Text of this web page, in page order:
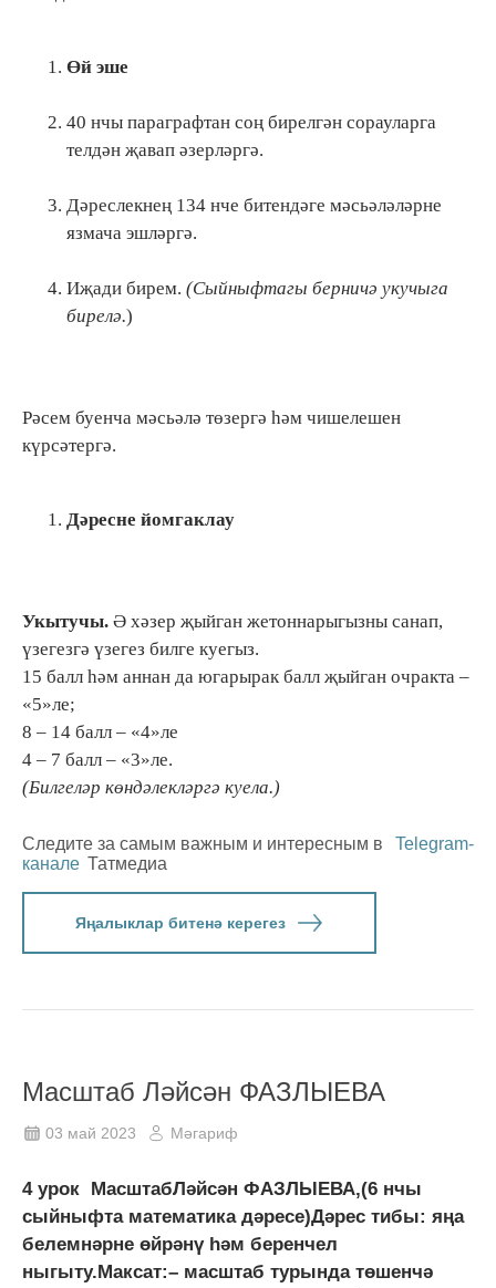
Өй эше
40 нчы параграфтан соң бирелгән сорауларга
телдән җавап әзерләргә.
Дәреслекнең 134 нче битендәге мәсьәләләрне
язмача эшләргә.
Иҗади бирем. (Сыйныфтагы берничә укучыга
бирелә.)
Рәсем буенча мәсьәлә төзергә һәм чишелешен
күрсәтергә.
Дәресне йомгаклау
Укытучы. Ә хәзер җыйган жетоннарыгызны санап,
үзегезгә үзегез билге куегыз.
15 балл һәм аннан да югарырак балл җыйган очракта –
«5»ле;
8 – 14 балл – «4»ле
4 – 7 балл – «3»ле.
(Билгеләр көндәлекләргә куела.)
Следите за самым важным и интересным в
Telegram-
канале Татмедиа
Яңалыклар битенә керегез
Масштаб Ләйсән ФАЗЛЫЕВА
03 май 2023 Мәгариф
4 урок МасштабЛәйсән ФАЗЛЫЕВА,(6 нчы
сыйныфта математика дәресе)Дәрес тибы: яңа
белемнәрне өйрәнү һәм беренчел
ныгыту.Максат:– масштаб турында төшенчә